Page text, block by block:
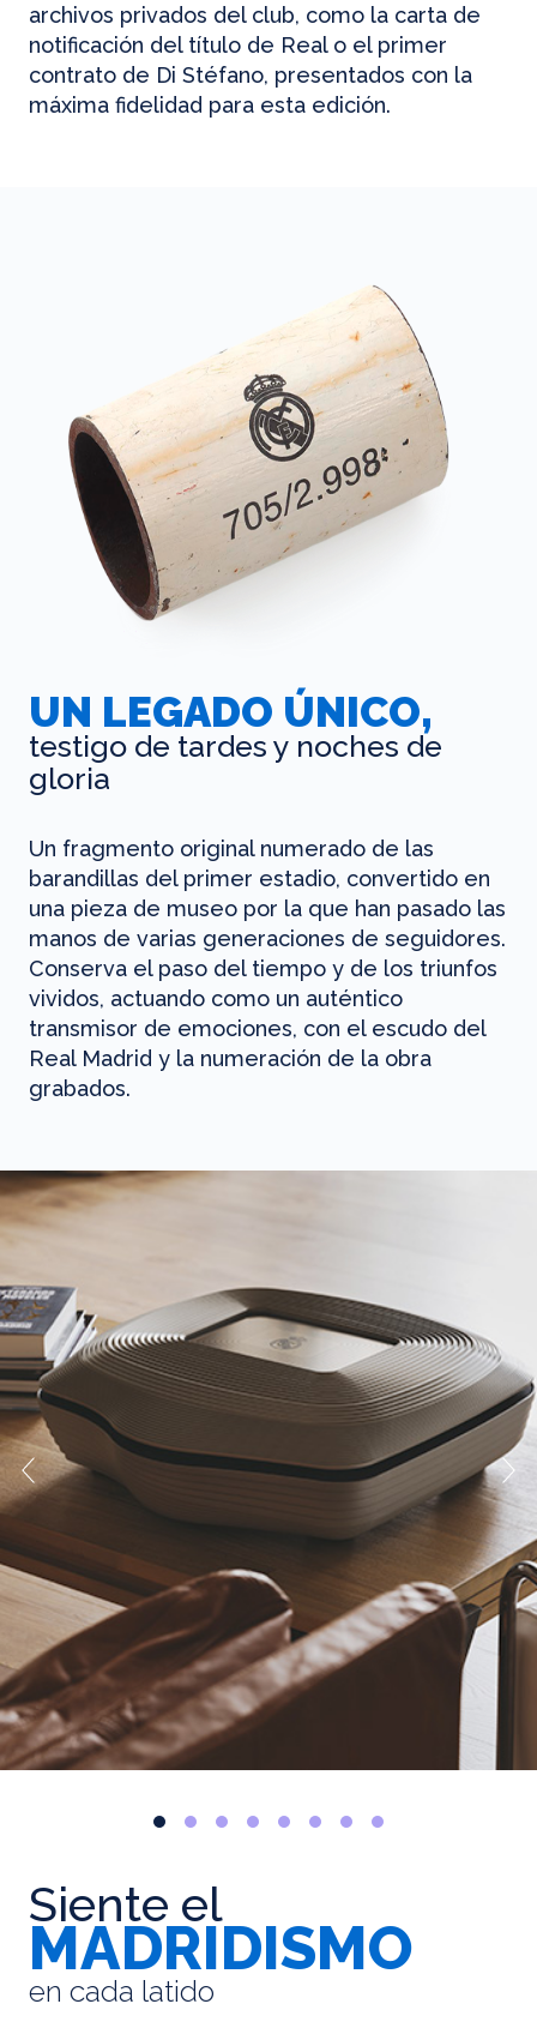
archivos privados del club, como la carta de
notificación del título de Real o el primer
contrato de Di Stéfano, presentados con la
máxima fidelidad para esta edición.
UN LEGADO ÚNICO,
testigo de tardes y noches de
gloria
Un fragmento original numerado de las
barandillas del primer estadio, convertido en
una pieza de museo por la que han pasado las
manos de varias generaciones de seguidores.
Conserva el paso del tiempo y de los triunfos
vividos, actuando como un auténtico
transmisor de emociones, con el escudo del
Real Madrid y la numeración de la obra
grabados.
Siente el
MADRIDISMO
en cada latido